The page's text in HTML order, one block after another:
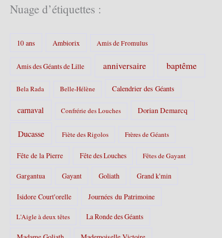
é
g
Nuage d’étiquettes :
10 ans Ambiorix Amis de Fromulus
Amis des Géants de Lille anniversaire baptême
Bela Rada Belle-Hélène Calendrier des Géants
carnaval Confrérie des Louches Dorian Demarcq
Ducasse Fiète des Rigolos Frères de Géants
Fête de la Pierre Fête des Louches Fêtes de Gayant
Gargantua Gayant Goliath Grand k'min
Isidore Court'orelle Journées du Patrimoine
L'Aigle à deux têtes La Ronde des Géants